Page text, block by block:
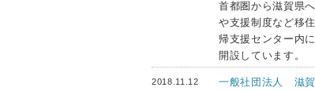
首都圏から滋賀県
や支援制度など移
帰支援センター内
開設しています。
2018.11.12 一般社団法人 滋賀